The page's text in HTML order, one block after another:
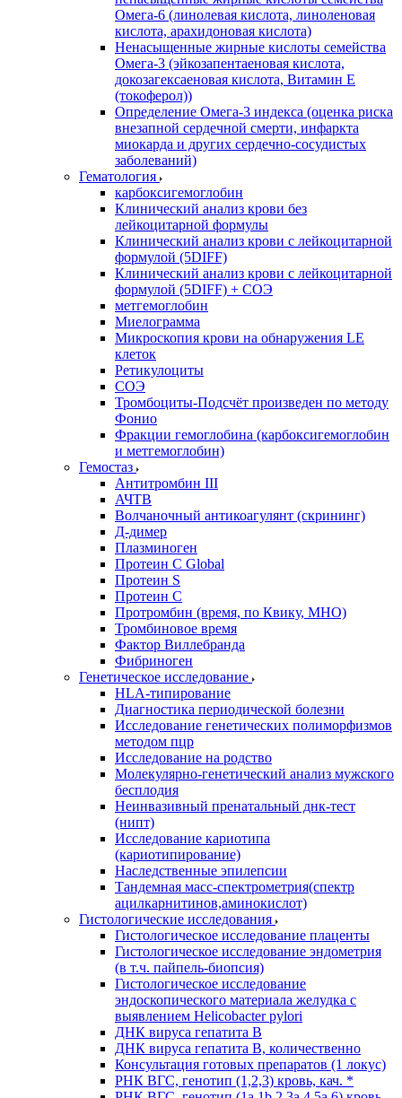
Омега-6 (линолевая кислота, линоленовая
кислота, арахидоновая кислота)
Ненасыщенные жирные кислоты семейства
Омега-3 (эйкозапентаеновая кислота,
докозагексаеновая кислота, Витамин E
(токоферол))
Определение Омега-3 индекса (оценка риска
внезапной сердечной смерти, инфаркта
миокарда и других сердечно-сосудистых
заболеваний)
Гематология
карбоксигемоглобин
Клинический анализ крови без
лейкоцитарной формулы
Клинический анализ крови с лейкоцитарной
формулой (5DIFF)
Клинический анализ крови с лейкоцитарной
формулой (5DIFF) + СОЭ
метгемоглобин
Миелограмма
Микроскопия крови на обнаружения LE
клеток
Ретикулоциты
СОЭ
Тромбоциты-Подсчёт произведен по методу
Фонио
Фракции гемоглобина (карбоксигемоглобин
и метгемоглобин)
Гемостаз
Антитромбин III
АЧТВ
Волчаночный антикоагулянт (скрининг)
Д-димер
Плазминоген
Протеин C Global
Протеин S
Протеин С
Протромбин (время, по Квику, МНО)
Тромбиновое время
Фактор Виллебранда
Фибриноген
Генетическое исследование
HLA-типирование
Диагностика периодической болезни
Исследование генетических полиморфизмов
методом пцр
Исследование на родство
Молекулярно-генетический анализ мужского
бесплодия
Неинвазивный пренатальный днк-тест
(нипт)
Исследование кариотипа
(кариотипирование)
Наследственные эпилепсии
Тандемная масс-спектрометрия(спектр
ацилкарнитинов,аминокислот)
Гистологические исследования
Гистологическое исследование плаценты
Гистологическое исследование эндометрия
(в т.ч. пайпель-биопсия)
Гистологическое исследование
эндоскопического материала желудка с
выявлением Helicobacter pylori
ДНК вируса гепатита B
ДНК вируса гепатита B, количественно
Консультация готовых препаратов (1 локус)
РНК ВГC, генотип (1,2,3) кровь, кач. *